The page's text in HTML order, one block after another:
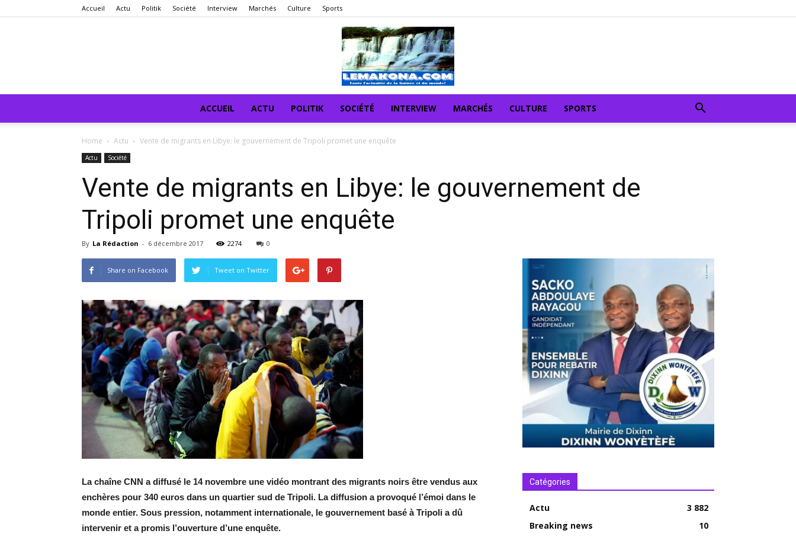
Accueil Actu Politik Société Interview Marchés Culture Sports
ACCUEIL ACTU POLITIK SOCIÉTÉ INTERVIEW MARCHÉS CULTURE SPORTS
Home Actu Vente de migrants en Libye: le gouvernement de Tripoli promet une enquête
Actu Société
Vente de migrants en Libye: le gouvernement de
Tripoli promet une enquête
By La Rédaction - 6 décembre 2017 2274 0
Share on Facebook Tweet on Twitter
La chaîne CNN a diffusé le 14 novembre une vidéo montrant des migrants noirs être vendus aux
enchères pour 340 euros dans un quartier sud de Tripoli. La diffusion a provoqué l’émoi dans le
monde entier. Sous pression, notamment internationale, le gouvernement basé à Tripoli a dû
intervenir et a promis l’ouverture d’une enquête.
Catégories
Actu
3 882
Breaking news
10